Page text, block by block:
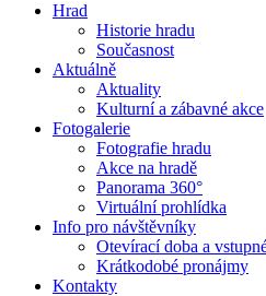
Hrad
Historie hradu
Současnost
Aktuálně
Aktuality
Kulturní a zábavné akce
Fotogalerie
Fotografie hradu
Akce na hradě
Panorama 360°
Virtuální prohlídka
Info pro návštěvníky
Otevírací doba a
Krátkodobé pronájmy
Kontakty